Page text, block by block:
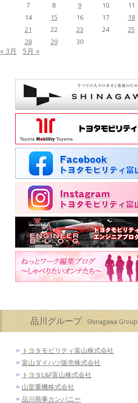
7
8 9 10 11
14
15 16 17 18
21
22 23 24 25
28
29 30
« 3月 5月 »
品川グループ Shinagawa Group
トヨタモビリティ富山株式会社
富山ダイハツ販売株式会社
トヨタL&F富山株式会社
山室重機株式会社
品川商事カンパニー